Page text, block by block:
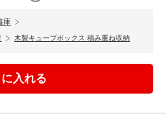
庫
木製キューブボックス 積み重ね収納